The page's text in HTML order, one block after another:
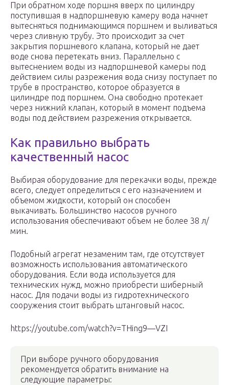
При обратном ходе поршня вверх по цилиндру
поступившая в надпоршневую камеру вода начнет
вытесняться поднимающимся поршнем и выливаться
через сливную трубу. Это происходит за счет
закрытия поршневого клапана, который не дает
воде снова перетекать вниз. Параллельно с
вытеснением воды из надпоршневой камеры под
действием силы разрежения вода снизу поступает по
трубе в пространство, которое образуется в
цилиндре под поршнем. Она свободно протекает
через нижний клапан, который в момент подъема
воды под действием разрежения открывается.
Как правильно выбрать
качественный насос
Выбирая оборудование для перекачки воды, прежде
всего, следует определиться с его назначением и
объемом жидкости, который он способен
выкачивать. Большинство насосов ручного
использования обеспечивают объем не более 38 л/
мин.
Подобный агрегат незаменим там, где отсутствует
возможность использования автоматического
оборудования. Если вода используется для
технических нужд, можно приобрести шиберный
насос. Для подачи воды из гидротехнического
сооружения стоит выбрать штанговый насос.
https://youtube.com/watch?v=THing9—VZI
При выборе ручного оборудования
рекомендуется обратить внимание на
следующие параметры: